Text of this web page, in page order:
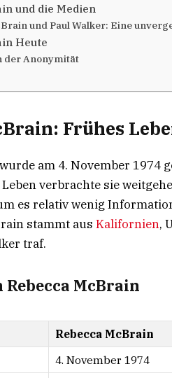
und die Medien
und Paul Walker: Eine
Heute
der Anonymität
Frühes
am 4. November 1974
verbrachte sie
es relativ wenig
stammt aus Kalifornien,
traf.
McBrain
Rebecca McBrain
4. November 1974